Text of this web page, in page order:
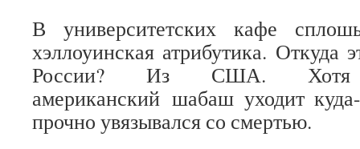
В университетских кафе
хэллоуинская атрибутика. Откуда
России? Из США. Хотя
американский шабаш уходит
прочно увязывался со смертью.